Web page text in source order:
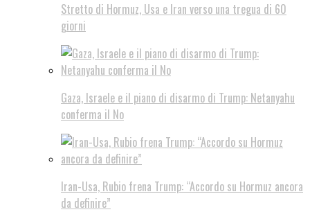
Stretto di Hormuz, Usa e Iran verso una tregua di 60
giorni
Gaza, Israele e il piano di disarmo di Trump: Netanyahu
conferma il No
Iran-Usa, Rubio frena Trump: “Accordo su Hormuz ancora
da definire”